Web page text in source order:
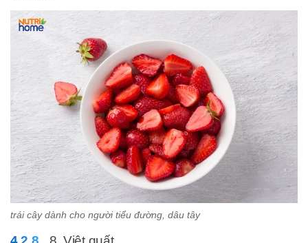
trái cây dành cho người tiểu đường, dâu tây